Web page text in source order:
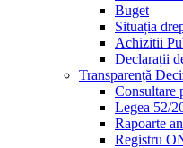
Buget
Situația
Achizitii
Declarații
Transparență
Consultare
Legea 52/
Rapoarte
Registru